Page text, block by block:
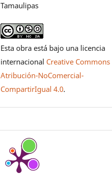
Tamaulipas
Esta obra está bajo una licencia
internacional Creative Commons
Atribución-NoComercial-
CompartirIgual 4.0.